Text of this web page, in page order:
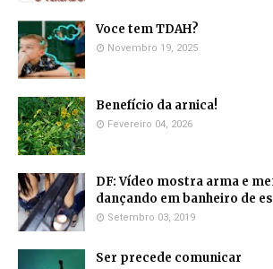
Voce tem TDAH?
Novembro 19, 2025
Benefício da arnica!
Fevereiro 04, 2026
DF: Vídeo mostra arma e
dançando em banheiro de
Setembro 03, 2019
Ser precede comunicar